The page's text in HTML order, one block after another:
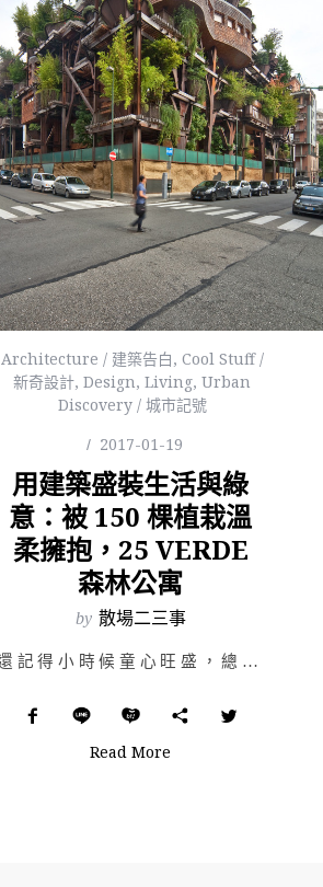
Architecture / 建築告白, Cool Stuff /
新奇設計, Design, Living, Urban
Discovery / 城市記號
2017-01-19
用建築盛裝生活與綠
意：被 150 棵植栽溫
柔擁抱，25 VERDE
森林公寓
by 散場二三事
還記得小時候童心旺盛，總是把積木堆高堆低，或在公園、在海邊，用木棍、用石塊、用泥土、用沙子、用草木，…
Read More